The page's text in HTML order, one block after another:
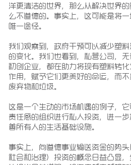
洋更清洁的世界，那么从解决世界
么不道德的。事实上，这可能是将
唯一途径。
我们观察到，政府干预可以减少塑
的变化。我们也看到，私营公司，
初创企业，都在助力将现有塑料转
作用，赋予它们更美好的命运，而
废弃物和垃圾。
这是一个生动的市场机遇的例子，
责任感的组织进行私人投资，进一步
善所有人的生活基础设施。
事实上，向道德事业输送资金的势头
社会和治理）投资的概念日益凸显